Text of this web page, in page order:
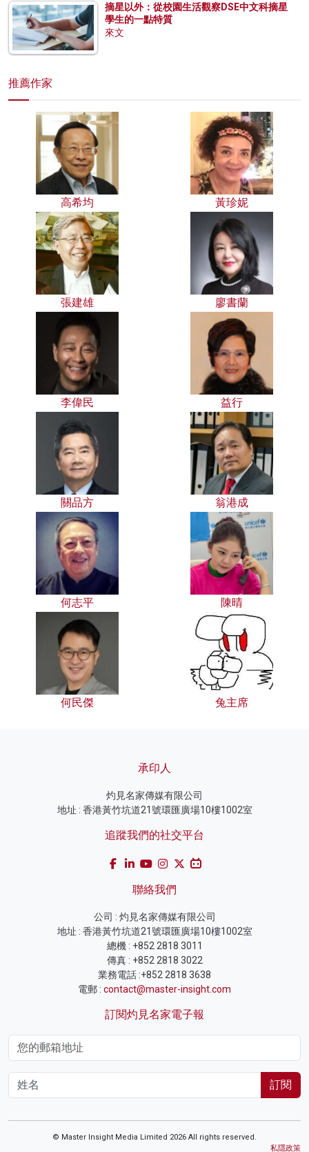
摘星以外：從校園生活觀察DSE中文科摘星
學生的一點特質
來文
推薦作家
高希均 黃珍妮
張建雄 廖書蘭
李偉民 益行
關品方 翁港成
何志平 陳晴
何民傑 兔主席
承印人
灼見名家傳媒有限公司
地址 : 香港黃竹坑道21號環匯廣場10樓1002室
追蹤我們的社交平台
聯絡我們
公司 : 灼見名家傳媒有限公司
地址 : 香港黃竹坑道21號環匯廣場10樓1002室
總機 : +852 2818 3011
傳真 : +852 2818 3022
業務電話 :+852 2818 3638
電郵 : contact@master-insight.com
訂閱灼見名家電子報
訂閱
© Master Insight Media Limited 2026 All rights reserved.
私隱政策